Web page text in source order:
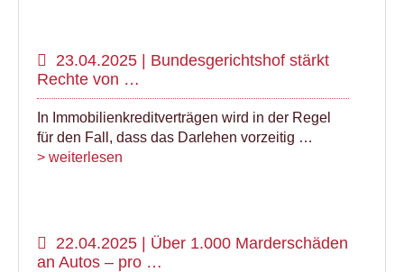
23.04.2025 | Bundesgerichtshof stärkt
Rechte von …
In Immobilienkreditverträgen wird in der Regel
für den Fall, dass das Darlehen vorzeitig …
> weiterlesen
22.04.2025 | Über 1.000 Marderschäden
an Autos – pro …